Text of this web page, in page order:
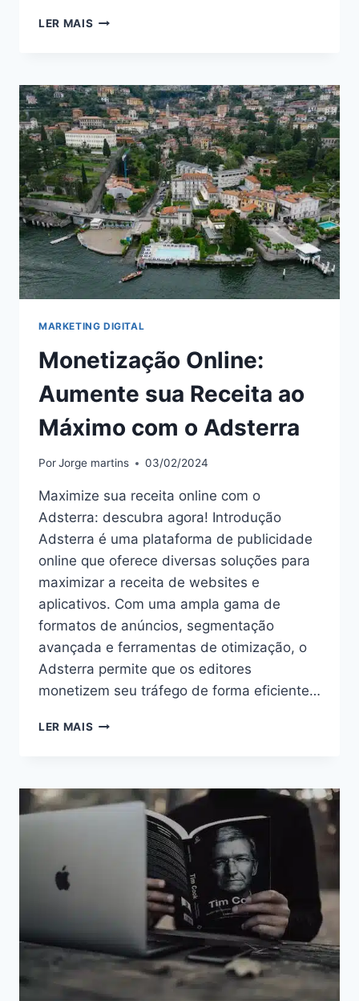
LER MAIS VIVER
2024:
DESCUBRA
COMO
ALCANÇAR
A
INDEPENDÊNCIA
FINANCEIRA
ONLINE
MARKETING DIGITAL
Monetização Online:
Aumente sua Receita ao
Máximo com o Adsterra
PorJorge martins 03/02/2024
Maximize sua receita online com o
Adsterra: descubra agora! Introdução
Adsterra é uma plataforma de publicidade
online que oferece diversas soluções para
maximizar a receita de websites e
aplicativos. Com uma ampla gama de
formatos de anúncios, segmentação
avançada e ferramentas de otimização, o
Adsterra permite que os editores
monetizem seu tráfego de forma eficiente…
LER MAIS MONETIZAÇÃO
RECEITA
AO
ADSTERRA